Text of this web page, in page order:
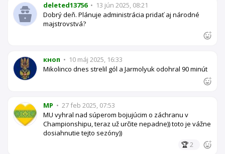
deleted13756 • 13 jún 2025, 08:21
Dobrý deň. Plánuje administrácia pridať aj národné
majstrovstvá?
кноп • 10 máj 2025, 16:33
Mikolinco dnes strelil gól a Jarmolyuk odohral 90 minút
MP • 27 feb 2025, 07:53
MU vyhral nad súperom bojujúcim o záchranu v
Championshipu, teraz už určite nepadne)) toto je vážne
dosiahnutie tejto sezóny))
🏆2